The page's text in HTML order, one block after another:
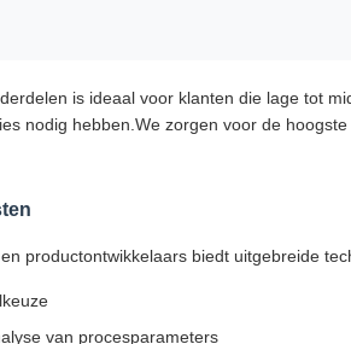
is ideaal voor klanten die lage tot
nodig hebben.We zorgen voor de
productontwikkelaars biedt uitgebreide
van procesparameters